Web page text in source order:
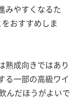
みやすくなるた
おすすめしま
熟成向きではあり
る一部の高級ワイ
んだほうがよいで